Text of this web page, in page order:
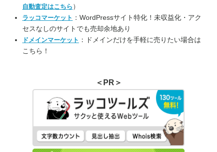
自動査定はこちら ）
ラッコマーケット ：WordPressサイト特化！未収益化・アク
セスなしのサイトでも売却余地あり
ドメインマーケット ：ドメインだけを手軽に売りたい場合は
こちら！
＜PR＞